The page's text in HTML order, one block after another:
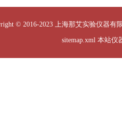
© 2016-2023 上海那艾实验仪器有
sitemap.xml本站仪